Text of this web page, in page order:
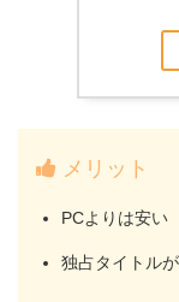
メリット
PCよりは安い
独占タイトル